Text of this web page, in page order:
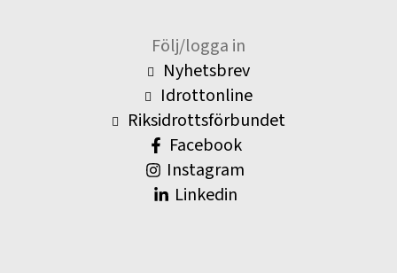
Följ/logga in
Nyhetsbrev
Idrottonline
Riksidrottsförbundet
Facebook
Instagram
Linkedin